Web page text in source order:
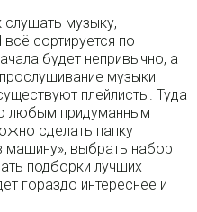
слушать музыку,
сортируется по
будет непривычно, а
музыки
плейлисты. Туда
любым придуманным
сделать папку
машину», выбрать набор
подборки лучших
гораздо интереснее и